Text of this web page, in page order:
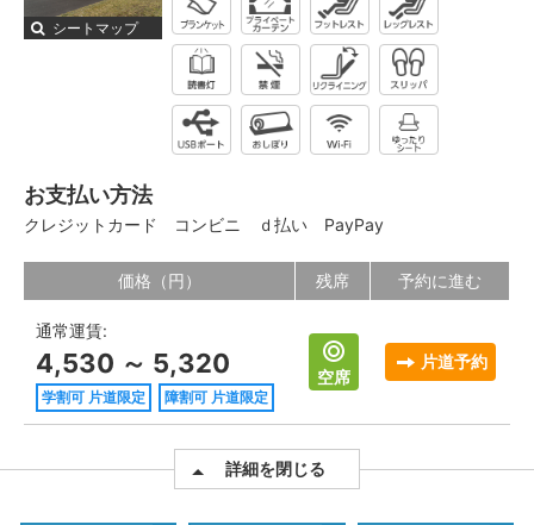
シートマップ
お支払い方法
クレジットカード コンビニ ｄ払い PayPay
価格（円） 残席 予約に進む
通常運賃:
4,530 ～ 5,320
学割可 片道限定 障割可 片道限定
空席
片道予約
詳細を閉じる